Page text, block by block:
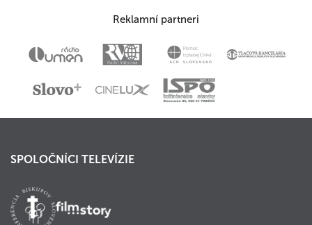
Reklamní partneri
SPOLOČNÍCI TELEVÍZIE